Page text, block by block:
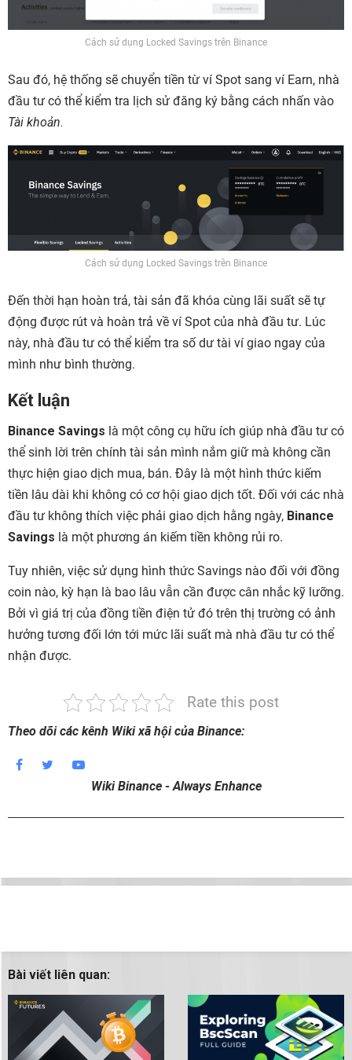
Cách sử dụng Locked Savings trên Binance
Sau đó, hệ thống sẽ chuyển tiền từ ví Spot sang ví Earn, nhà
đầu tư có thể kiểm tra lịch sử đăng ký bằng cách nhấn vào
Tài khoản.
Cách sử dụng Locked Savings trên Binance
Đến thời hạn hoàn trả, tài sản đã khóa cùng lãi suất sẽ tự
động được rút và hoàn trả về ví Spot của nhà đầu tư. Lúc
này, nhà đầu tư có thể kiểm tra số dư tài ví giao ngay của
mình như bình thường.
Kết luận
Binance Savings là một công cụ hữu ích giúp nhà đầu tư có
thể sinh lời trên chính tài sản mình nắm giữ mà không cần
thực hiện giao dịch mua, bán. Đây là một hình thức kiếm
tiền lâu dài khi không có cơ hội giao dịch tốt. Đối với các nhà
đầu tư không thích việc phải giao dịch hằng ngày, Binance
Savings là một phương án kiếm tiền không rủi ro.
Tuy nhiên, việc sử dụng hình thức Savings nào đối với đồng
coin nào, kỳ hạn là bao lâu vẫn cần được cân nhắc kỹ lưỡng.
Bởi vì giá trị của đồng tiền điện tử đó trên thị trường có ảnh
hưởng tương đối lớn tới mức lãi suất mà nhà đầu tư có thể
nhận được.
Rate this post
Theo dõi các kênh Wiki xã hội của Binance:
Wiki Binance - Always Enhance
Bài viết liên quan: